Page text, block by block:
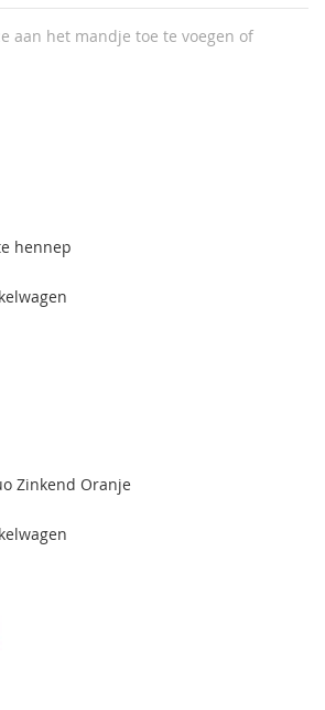
aan het mandje toe te voegen of
hennep
Zinkend Oranje